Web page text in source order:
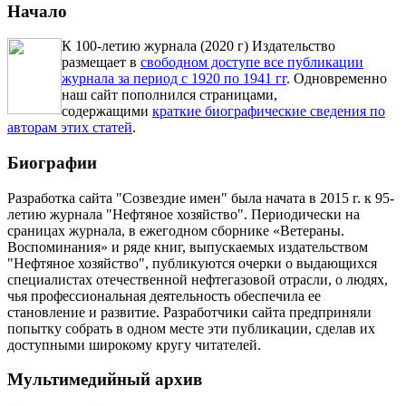
Начало
К 100-летию журнала (2020 г) Издательство
размещает в свободном доступе все публикации
журнала за период с 1920 по 1941 гг. Одновременно
наш сайт пополнился страницами,
содержащими краткие биографические сведения по
авторам этих статей.
Биографии
Разработка сайта "Созвездие имен" была начата в 2015 г. к 95-
летию журнала "Нефтяное хозяйство". Периодически на
сраницах журнала, в ежегодном сборнике «Ветераны.
Воспоминания» и ряде книг, выпускаемых издательством
"Нефтяное хозяйство", публикуются очерки о выдающихся
специалистах отечественной нефтегазовой отрасли, о людях,
чья профессиональная деятельность обеспечила ее
становление и развитие. Разработчики сайта предприняли
попытку собрать в одном месте эти публикации, сделав их
доступными широкому кругу читателей.
Мультимедийный архив